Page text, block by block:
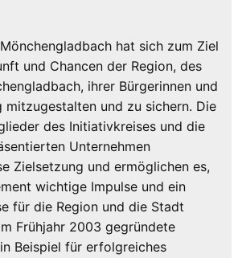
hat sich zum Ziel
und Chancen der Region, des
ihrer Bürgerinnen und
mitzugestalten und zu sichern. Die
des Initiativkreises und die
Unternehmen
Zielsetzung und ermöglichen es,
wichtige Impulse und ein
für die Region und die Stadt
Frühjahr 2003 gegründete
Beispiel für erfolgreiches